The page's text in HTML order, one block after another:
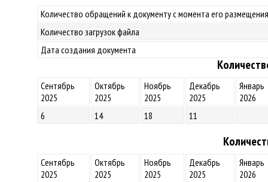
Количество обращений к документу с момента его
Количество загрузок файла
Дата создания документа
Сентябрь
2025
Октябрь
2025
Ноябрь
2025
Декабрь
2025
Январь
2026
6
14 18 11
Сентябрь
2025
Октябрь
2025
Ноябрь
2025
Декабрь
2025
Январь
2026